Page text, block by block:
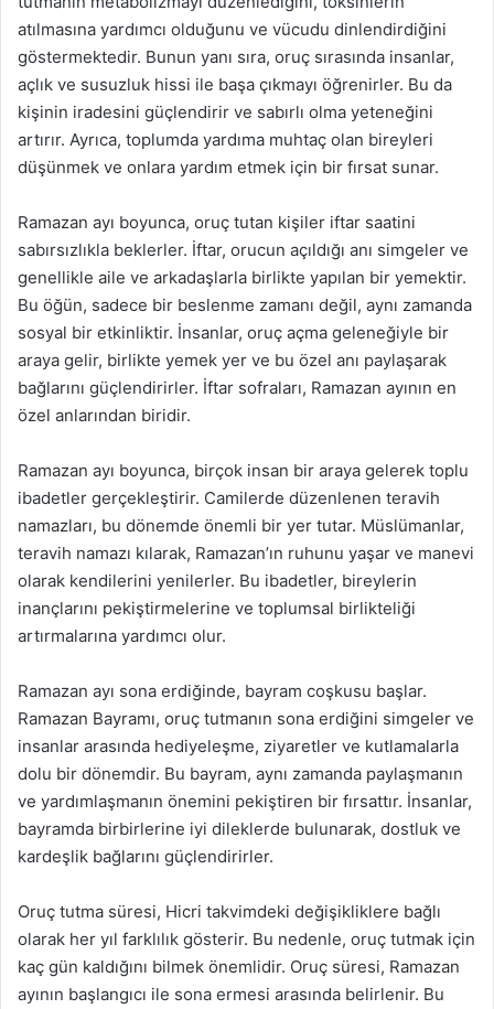
atılmasına yardımcı olduğunu ve vücudu dinlendirdiğini
göstermektedir. Bunun yanı sıra, oruç sırasında insanlar,
açlık ve susuzluk hissi ile başa çıkmayı öğrenirler. Bu da
kişinin iradesini güçlendirir ve sabırlı olma yeteneğini
artırır. Ayrıca, toplumda yardıma muhtaç olan bireyleri
düşünmek ve onlara yardım etmek için bir fırsat sunar.
Ramazan ayı boyunca, oruç tutan kişiler iftar saatini
sabırsızlıkla beklerler. İftar, orucun açıldığı anı simgeler ve
genellikle aile ve arkadaşlarla birlikte yapılan bir yemektir.
Bu öğün, sadece bir beslenme zamanı değil, aynı zamanda
sosyal bir etkinliktir. İnsanlar, oruç açma geleneğiyle bir
araya gelir, birlikte yemek yer ve bu özel anı paylaşarak
bağlarını güçlendirirler. İftar sofraları, Ramazan ayının en
özel anlarından biridir.
Ramazan ayı boyunca, birçok insan bir araya gelerek toplu
ibadetler gerçekleştirir. Camilerde düzenlenen teravih
namazları, bu dönemde önemli bir yer tutar. Müslümanlar,
teravih namazı kılarak, Ramazan’ın ruhunu yaşar ve manevi
olarak kendilerini yenilerler. Bu ibadetler, bireylerin
inançlarını pekiştirmelerine ve toplumsal birlikteliği
artırmalarına yardımcı olur.
Ramazan ayı sona erdiğinde, bayram coşkusu başlar.
Ramazan Bayramı, oruç tutmanın sona erdiğini simgeler ve
insanlar arasında hediyeleşme, ziyaretler ve kutlamalarla
dolu bir dönemdir. Bu bayram, aynı zamanda paylaşmanın
ve yardımlaşmanın önemini pekiştiren bir fırsattır. İnsanlar,
bayramda birbirlerine iyi dileklerde bulunarak, dostluk ve
kardeşlik bağlarını güçlendirirler.
Oruç tutma süresi, Hicri takvimdeki değişikliklere bağlı
olarak her yıl farklılık gösterir. Bu nedenle, oruç tutmak için
kaç gün kaldığını bilmek önemlidir. Oruç süresi, Ramazan
ayının başlangıcı ile sona ermesi arasında belirlenir. Bu